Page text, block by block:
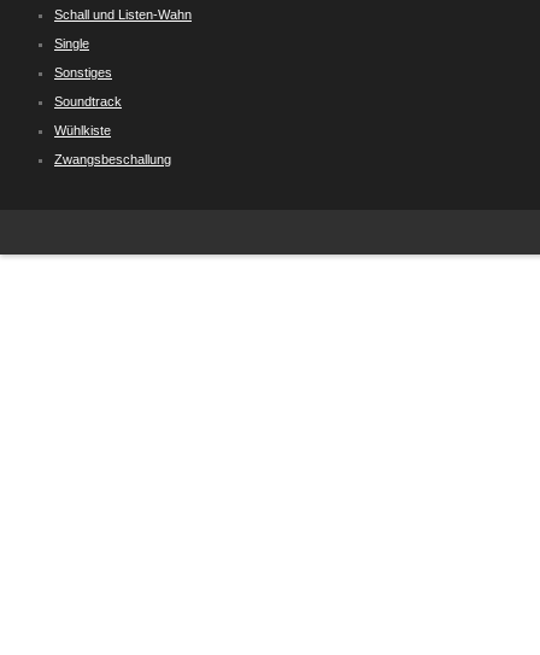
Schall und Listen-Wahn
Single
Sonstiges
Soundtrack
Wühlkiste
Zwangsbeschallung